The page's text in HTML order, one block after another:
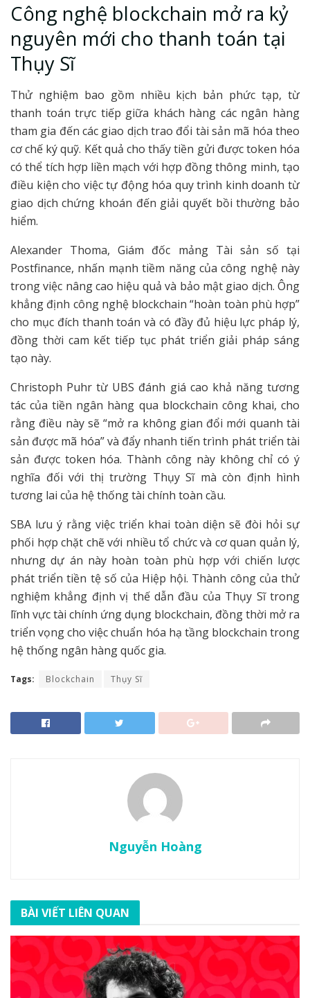
Công nghệ blockchain mở ra kỷ
nguyên mới cho thanh toán tại
Thụy Sĩ
Thử nghiệm bao gồm nhiều kịch bản phức tạp, từ
thanh toán trực tiếp giữa khách hàng các ngân hàng
tham gia đến các giao dịch trao đổi tài sản mã hóa theo
cơ chế ký quỹ. Kết quả cho thấy tiền gửi được token hóa
có thể tích hợp liền mạch với hợp đồng thông minh, tạo
điều kiện cho việc tự động hóa quy trình kinh doanh từ
giao dịch chứng khoán đến giải quyết bồi thường bảo
hiểm.
Alexander Thoma, Giám đốc mảng Tài sản số tại
Postfinance, nhấn mạnh tiềm năng của công nghệ này
trong việc nâng cao hiệu quả và bảo mật giao dịch. Ông
khẳng định công nghệ blockchain “hoàn toàn phù hợp”
cho mục đích thanh toán và có đầy đủ hiệu lực pháp lý,
đồng thời cam kết tiếp tục phát triển giải pháp sáng
tạo này.
Christoph Puhr từ UBS đánh giá cao khả năng tương
tác của tiền ngân hàng qua blockchain công khai, cho
rằng điều này sẽ “mở ra không gian đổi mới quanh tài
sản được mã hóa” và đẩy nhanh tiến trình phát triển tài
sản được token hóa. Thành công này không chỉ có ý
nghĩa đối với thị trường Thụy Sĩ mà còn định hình
tương lai của hệ thống tài chính toàn cầu.
SBA lưu ý rằng việc triển khai toàn diện sẽ đòi hỏi sự
phối hợp chặt chẽ với nhiều tổ chức và cơ quan quản lý,
nhưng dự án này hoàn toàn phù hợp với chiến lược
phát triển tiền tệ số của Hiệp hội. Thành công của thử
nghiệm khẳng định vị thế dẫn đầu của Thụy Sĩ trong
lĩnh vực tài chính ứng dụng blockchain, đồng thời mở ra
triển vọng cho việc chuẩn hóa hạ tầng blockchain trong
hệ thống ngân hàng quốc gia.
Tags: Blockchain Thụy Sĩ
Nguyễn Hoàng
BÀI VIẾT LIÊN QUAN